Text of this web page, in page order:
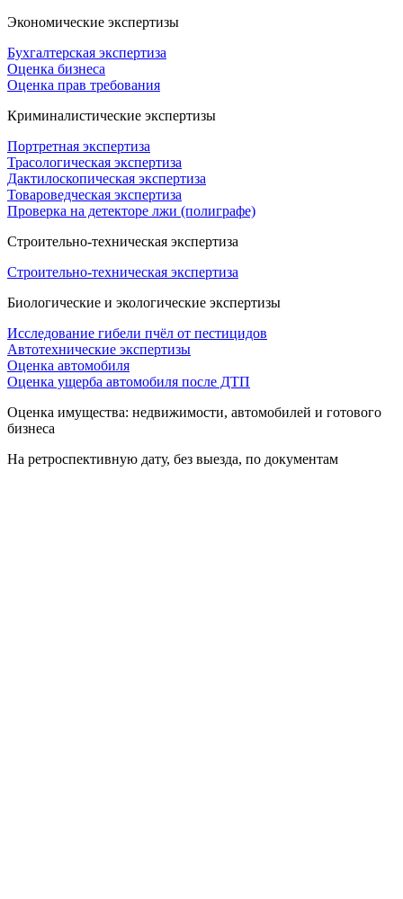
Экономические экспертизы
Бухгалтерская экспертиза
Оценка бизнеса
Оценка прав требования
Криминалистические экспертизы
Портретная экспертиза
Трасологическая экспертиза
Дактилоскопическая экспертиза
Товароведческая экспертиза
Проверка на детекторе лжи (полиграфе)
Строительно-техническая экспертиза
Строительно-техническая экспертиза
Биологические и экологические экспертизы
Исследование гибели пчёл от пестицидов
Автотехнические экспертизы
Оценка автомобиля
Оценка ущерба автомобиля после ДТП
Оценка имущества: недвижимости, автомобилей и готового
бизнеса
На ретроспективную дату, без выезда, по документам